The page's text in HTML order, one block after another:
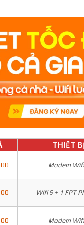
THIẾT BỊ
Modem
Wifi 6 + 1 FPT
Modem